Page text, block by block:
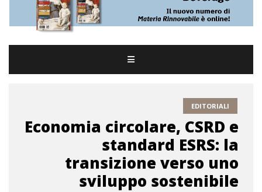
EDITORIALI
Economia circolare, CSRD e
standard ESRS: la
transizione verso uno
sviluppo sostenibile